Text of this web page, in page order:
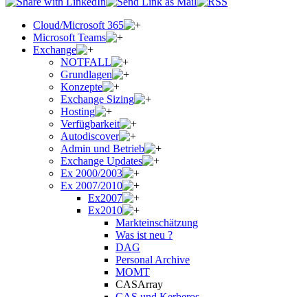
Cloud/Microsoft 365
Microsoft Teams
Exchange
NOTFALL
Grundlagen
Konzepte
Exchange Sizing
Hosting
Verfügbarkeit
Autodiscover
Admin und Betrieb
Exchange Updates
Ex 2000/2003
Ex 2007/2010
Ex2007
Ex2010
Markteinschätzung
Was ist neu ?
DAG
Personal Archive
MOMT
CASArray